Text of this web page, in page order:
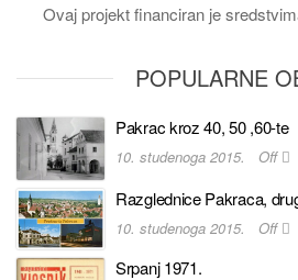
Ovaj projekt financiran je
POPULARNE
Pakrac kroz 40, 50 ,60-te
10. studenoga 2015. Off
Razglednice Pakraca,
10. studenoga 2015. Off
Srpanj 1971.